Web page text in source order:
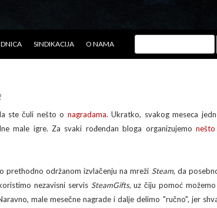
SINDIKACIJA O NAMA
ste čuli nešto o nagradama. Ukratko, svakog meseca
male igre. Za svaki rođendan bloga organizujemo
prethodno održanom izvlačenju na mreži Steam, da
nezavisni servis SteamGifts, uz čiju pomoć
male mesečne nagrade i dalje delimo "ručno", jer